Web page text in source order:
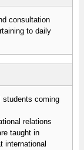
consultation
to daily
students coming
relations
taught in
international